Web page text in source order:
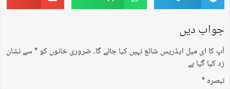
جواب دیں
آپ کا ای میل ایڈریس شائع نہیں کیا جائے گا۔ضروری خانوں کو*سے نشان
زد کیا گیا ہے
تبصرہ*